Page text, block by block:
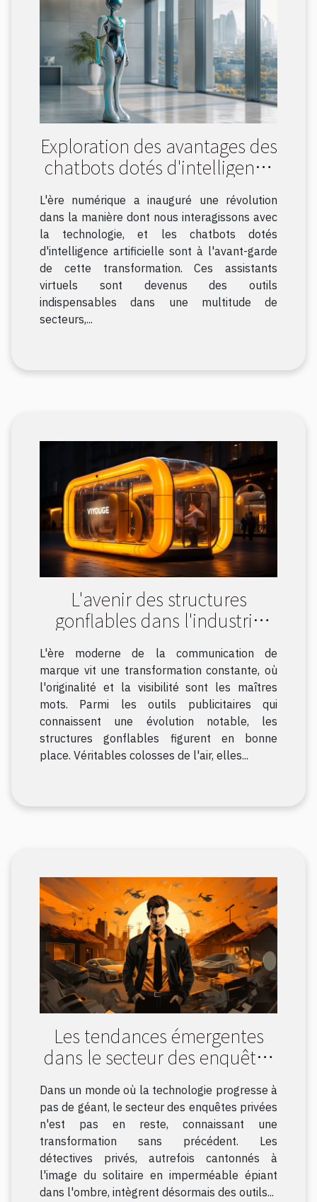
Exploration des avantages des
chatbots dotés d'intelligence
L'ère numérique a inauguré une révolution
dans la manière dont nous interagissons avec
la technologie, et les chatbots dotés
d'intelligence artificielle sont à l'avant-garde
de cette transformation. Ces assistants
virtuels sont devenus des outils
indispensables dans une multitude de
secteurs,...
L'avenir des structures
gonflables dans l'industrie
publicitaire
L'ère moderne de la communication de
marque vit une transformation constante, où
l'originalité et la visibilité sont les maîtres
mots. Parmi les outils publicitaires qui
connaissent une évolution notable, les
structures gonflables figurent en bonne
place. Véritables colosses de l'air, elles...
Les tendances émergentes
dans le secteur des enquêtes
privées : comment la
technologie redéfinit le métier
de détective
Dans un monde où la technologie progresse à
pas de géant, le secteur des enquêtes privées
n'est pas en reste, connaissant une
transformation sans précédent. Les
détectives privés, autrefois cantonnés à
l'image du solitaire en imperméable épiant
dans l'ombre, intègrent désormais des outils...